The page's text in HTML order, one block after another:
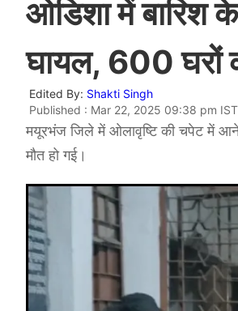
ओडिशा में बारिश
घायल, 600 घरों
Edited By: Shakti Singh
Published : Mar 22, 2025 09:38 pm
मयूरभंज जिले में ओलावृष्टि की चपेट में
मौत हो गई।